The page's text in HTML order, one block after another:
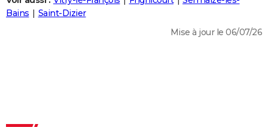
Destinations
City break
Voyage nature
Voyage de noces
Forum
Climat
+
PHOTO
Bains
Saint-Dizier
Mise à jour le 06/07/26